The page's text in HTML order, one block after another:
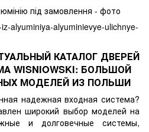
КАТАЛОГ ДВЕРЕЙ
WISNIOWSKI: БОЛЬШОЙ
МОДЕЛЕЙ ИЗ ПОЛЬШИ
надежная входная система?
широкий выбор моделей на
и долговечные системы,